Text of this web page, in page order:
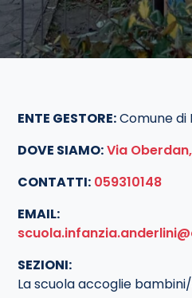
ENTE GESTORE:Comune di
DOVE SIAMO:Via Oberdan,
CONTATTI: 059310148
EMAIL:
SEZIONI:
La scuola accoglie